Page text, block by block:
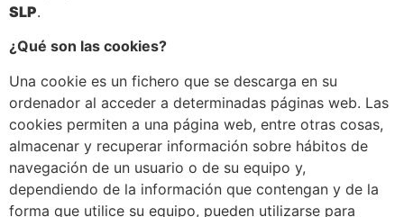
SLP.
¿Qué son las cookies?
Una cookie es un fichero que se descarga en su
ordenador al acceder a determinadas páginas web. Las
cookies permiten a una página web, entre otras cosas,
almacenar y recuperar información sobre hábitos de
navegación de un usuario o de su equipo y,
dependiendo de la información que contengan y de la
forma que utilice su equipo, pueden utilizarse para